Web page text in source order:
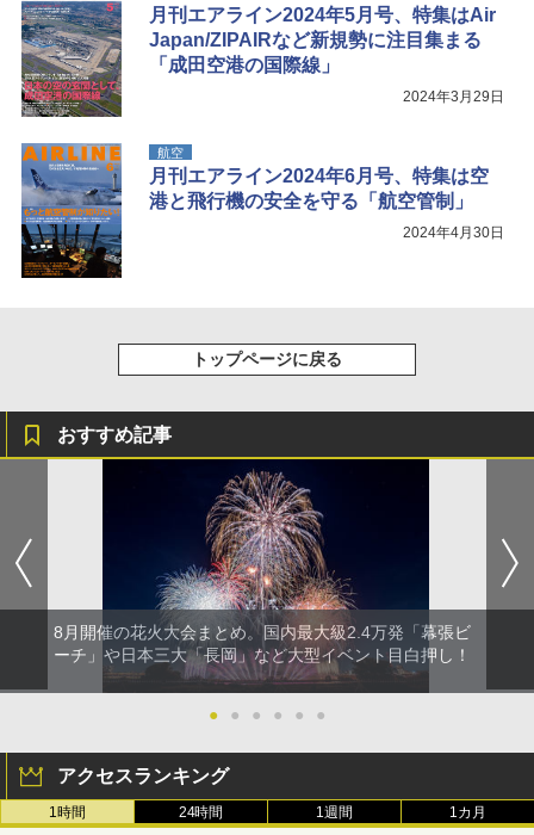
月刊エアライン2024年5月号、特集はAir
Japan/ZIPAIRなど新規勢に注目集まる
「成田空港の国際線」
2024年3月29日
航空
月刊エアライン2024年6月号、特集は空
港と飛行機の安全を守る「航空管制」
2024年4月30日
トップページに戻る
おすすめ記事
8月開催の花火大会まとめ。国内最大級2.4万発「幕張ビ
ーチ」や日本三大「長岡」など大型イベント目白押し！
● ● ● ● ● ●
アクセスランキング
1時間 24時間 1週間 1カ月